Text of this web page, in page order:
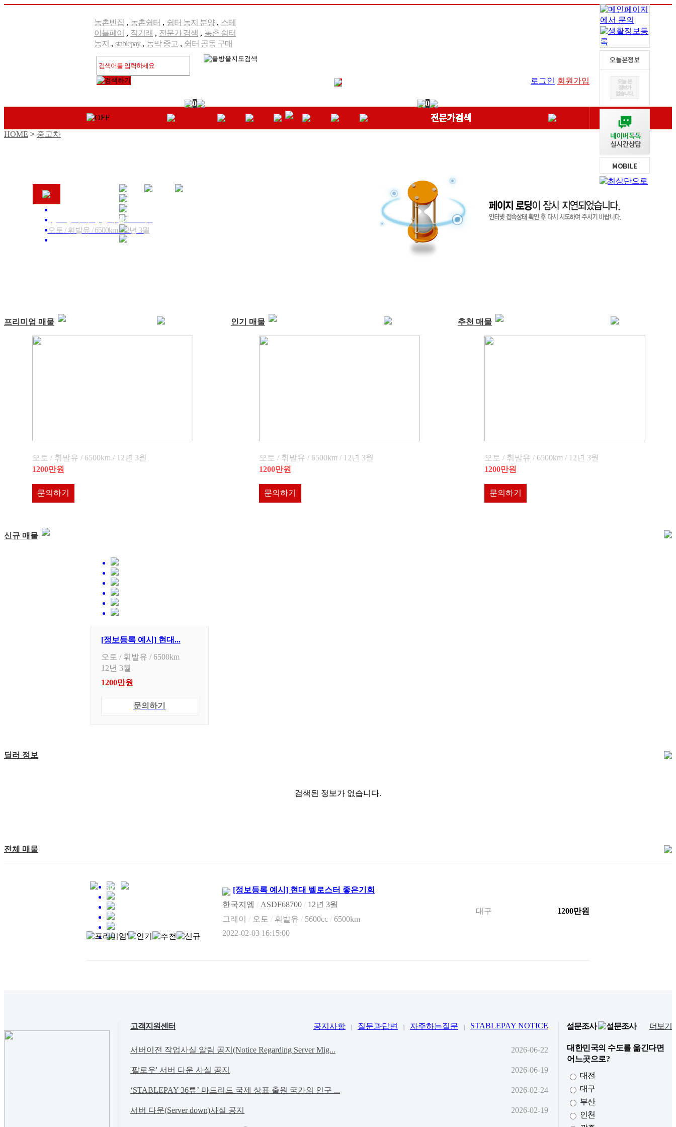
농촌빈집 , 농촌쉼터 , 쉼터 농지 분양, 스테
이블페이
, 직거래 , 전문가 검색 , 농촌 쉼터
농지 , stablepay, 농막 중고 , 쉼터 공동 구매
로그인 회원가입
0 0
HOME > 중고차
[정보등록 예시] 현대 벨로스터 ...
오토 / 휘발유 / 6500km / 12년 3월
프리미엄 매물
오토 / 휘발유 / 6500km / 12년 3월
1200만원
문의하기
인기 매물
오토 / 휘발유 / 6500km / 12년 3월
1200만원
문의하기
추천 매물
오토 / 휘발유 / 6500km / 12년 3월
1200만원
문의하기
신규 매물
[정보등록 예시] 현대...
오토 / 휘발유 / 6500km
12년 3월
1200만원
문의하기
딜러 정보
검색된 정보가 없습니다.
전체 매물
460
[정보등록 예시] 현대 벨로스터 좋은기회
한국지엠 / ASDF68700 / 12년 3월
그레이 / 오토 / 휘발유 / 5600cc / 6500km
2022-02-03 16:15:00
대구 1200만원
고객지원센터 공지사항 l 질문과답변 l 자주하는질문 l STABLEPAY NOTICE
서버이전 작업사실 알림 공지(Notice Regarding Server Mig... 2026-06-22
'팔로우' 서버 다운 사실 공지 2026-06-19
‘STABLEPAY 36류’ 마드리드 국제 상표 출원 국가의 인구 ... 2026-02-24
서버 다운(Server down)사실 공지 2026-02-19
설문조사 더보기
대한민국의 수도를 옮긴다면
어느곳으로?
대전
대구
부산
인천